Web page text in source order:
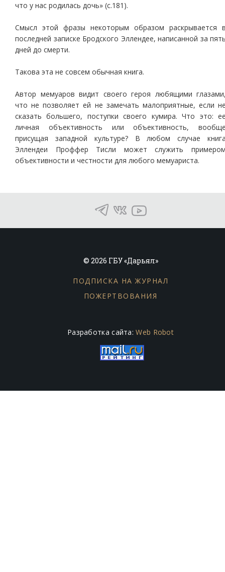
что у нас родилась дочь» (с.181).
Смысл этой фразы некоторым образом раскрывается
последней записке Бродского Эллендее, написанной за
дней до смерти.
Такова эта не совсем обычная книга.
Автор мемуаров видит своего героя любящими
что не позволяет ей не замечать малоприятные, если
сказать большего, поступки своего кумира. Что это:
личная объективность или объективность,
присущая западной культуре? В любом случае
Эллендеи Проффер Тисли может служить
объективности и честности для любого мемуариста.
© 2026 ГБУ «Дарьял»
ПОДПИСКА НА ЖУРНАЛ
ПОЖЕРТВОВАНИЯ
Разработка сайта:Web Robot